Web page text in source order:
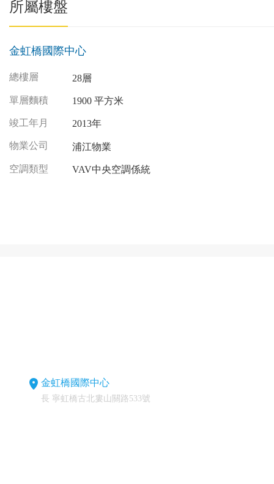
所屬樓盤
金虹橋國際中心
總樓層 28層
單層麵積 1900 平方米
竣工年月 2013年
物業公司 浦江物業
空調類型 VAV中央空調係統
金虹橋國際中心
長 寧虹橋古北婁山關路533號